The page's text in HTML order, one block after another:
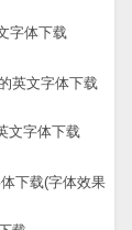
字体下载
文字体下载